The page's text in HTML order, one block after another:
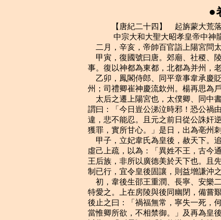
●
　　【唐紀二十四】　起旃蒙大荒落二月，盡強圉協洽，凡二年有奇。
    　　 中宗大和大聖大昭孝皇帝中神龍元年（乙巳，公元七零五年）
    二月，辛亥，帝帥百官詣上陽宮問太后起居；自是每十日一往。
    甲寅，復國號曰唐。郊廟、社稷、陵寢、百官、旗幟、服色、文字皆如永淳以前故
事。復以神都為東都，北都為并州，老君為玄元皇帝。
    乙卯，鳳閣侍郎、同平章事韋承慶貶高要尉；正諫大夫、同平章事房融除名，流高
州；司禮卿崔神慶流欽州。楊再思為戶部尚書、同中書門下三品、西京留守。
    太后之遷上陽宮也，太僕卿、同中書門下三品姚元之獨嗚咽流涕。桓彥范、張柬之
謂曰：「今日豈公涕泣時邪！恐公禍由此始。」元之曰：「元之事則天皇帝久，乍此辭
違，悲不能忍。且元之前日從公誅奸逆，人臣之義也；今日別舊君，亦人臣之義也，雖
獲罪，實所甘心。」是日，出為亳州刺史。
    甲子，立妃韋氏為皇後，赦天下。追贈後父玄貞為上洛王、母崔氏為妃。左拾遺賈
虛己上疏，以為：「異姓不王，古今通制。今中興之始，萬姓喁喁以觀陛下之政；而先
王后族，非所以廣德美於天下也。且先朝贈後父太原王，殷鑒不遠，須防其漸。若以恩
制已行，宜令皇後固讓，則益增謙沖之德矣。」不聽。
    初，韋後生邵王重潤、長寧、安樂二公主，上之遷房陵也，安樂公主生於道中，上
特愛之。上在房陵與後同幽閉，備嘗艱危，情愛甚篤。上每聞敕使至，輒惶恐欲自殺，
後止之曰：「禍福無常，寧失一死，何遽如是！」上嘗與後私誓曰：「異時幸復見天日，
當惟卿所欲，不相禁御。」及再為皇後，遂干預朝政，如武後在高宗之世。桓彥范上表，
以為：「《易》稱『無攸遂，在中饋，貞吉』，《書》稱『牝雞之辰，惟家之索』，伏
見陛下每臨朝，皇後必施帷幔坐殿上，預聞政事。臣竊觀自古帝王，未有與婦人共政而
不破國亡身者也。且以陰乘陽，違天也；以婦陵夫，違人也。伏願陛下覽古今之戒，以
社稷蒼生為念，令皇後專居中宮，治陰教，勿出外朝干國政。」
    先是，胡僧慧范以妖妄游權貴之門，與張易之兄弟善，韋後亦重之。及易之誅，復
稱慧范預其謀，以功加銀青光祿大夫，賜爵上庸縣公，出入宮掖，上數微行幸其捨。彥
范復表言慧范執左道以亂政，請誅之。上皆不聽。
    初，武後誅唐宗室，有才德者先死，惟吳王恪之子郁林侯千里褊躁無才，又數獻符
瑞，故獨得免。上即位，立為成王，拜左金吾大將軍。武後所誅唐諸王、妃、主、駙馬
等，皆無人葬埋，子孫或流竄嶺表，或拘囚歷年，或逃匿民間，為人傭保。至是，制州
縣求訪其柩，以禮改葬，追復官爵，召其子孫，使之承襲，無子孫者為擇後置之。既而
宗室子孫相繼而至，皆召見，涕泣舞蹈，各以親疏襲爵拜官有差。
    二張之誅也，洛州長史薛季昶謂張柬之、敬暉曰：「二兇雖除，產、祿猶在，去草
不去根，終當復生。」二人曰：「大事已定，彼猶機上肉耳，夫何能為！所誅已多，不
可復益也。」季昶歎曰：「吾不知死所矣！」朝邑尉武強劉幽求亦謂桓彥范、敬暉曰：
「武三思尚存，公輩終無葬地；若不早圖，噬臍無及。」不從。
    上女安樂公主適三思子崇訓。上官婉兒者，儀之女孫也，儀死，沒入掖庭，辯慧善
屬文，明習吏事。則天愛之，自聖歷以後，百司表奏多令參決；及上即位，又使專掌制
命，益委任之，拜為婕妤，用事於中。三思通焉，故黨於武氏，又薦三思於韋後，引入
禁中，上遂與三思圖議政事，張柬之等皆受制於三思矣。上使韋後與三思雙陸，而自居
旁為之點籌；三思遂與後通，由是武氏之勢復振。
    張柬之等數勸上誅諸武，上不聽。柬之等曰：「革命之際，宗室諸李，誅夷略盡；
今賴天地之靈，陛下返正，而武氏濫官僭爵，按堵如故，豈遠近所望邪！願頗抑損其祿
位以慰天下！」又不聽。柬之等或撫床歎憤，或彈指出血，曰：「主上昔為英王，時稱
勇烈，吾所以不誅諸武者，欲使上自誅之，以張天子之威耳。今反如此，事勢已去，知
復奈何！」
    上數微服幸武三思第，監察微史清河崔皎密疏諫曰：「國命初復，則天皇帝在西宮，
人心猶有附會；周之舊臣，列居朝廷，陛下奈何輕有外游，不察豫且之禍！」上洩之，
三思之黨切齒。
    丙寅，以太子賓客武三思為司空、同中書門下三品。
    左散騎常侍譙王重福，上之庶子也；其妃，張易之之甥。韋後惡之，譖於上曰：
「重潤之死，重福為之也。」由是貶濮州員外刺史，又改均州刺史，常令州司防守之。
    丁卯，以右散騎常侍安定王武攸暨為司徒、定王。
    辛未，相王固讓太尉及知政事，許之；又立為皇太弟，相王固辭而止。
    甲戌，以國子祭酒始平祝欽明同中書門下三品，黃門侍郎、知侍中事韋安石為刑部
尚書，罷知政事。
    丁丑，武三思、武攸暨固辭新官爵及政事，許之，並加開府儀同三司。
    立皇子義興王重俊為衛王，北海王重茂為溫王，仍以重俊為洛州牧。
    三月，甲申，制：「文明已來破家子孫皆復舊資廕，唯徐敬業、裴炎不在免限。」
    丁亥，制：「酷吏周興、來俊臣等，已死者追奪官爵，存者皆流嶺南惡地。」
    己丑，以袁恕己為中書令。
    以安車征安平王武攸緒於嵩山，既至，除太子賓客；固請還山，許之。
    制：「梟氏、蟒氏皆復舊姓。」
    術士鄭普思、尚衣奉御葉靜能皆以妖妄為上所信重，夏，四月，墨敕以普思為秘書
監，靜能為國子祭酒。桓彥范、崔玄□固執不可，上曰：「已用之，無容遽改。」彥范
曰：「陛下初即位，下制雲：『政令皆依貞觀故事。』貞觀中，魏徵、虞世南、顏師古
為秘書監，孔穎達為國子祭酒，豈普思、靜能之比乎！」庚戌，左拾遺李邕上疏，以為：
「《詩》三百，一言以蔽之，曰『思無邪』。若有神仙能令人不死，則秦始皇、漢武帝
得之矣；佛能為人福利，則梁武帝得之矣。堯、舜所以為帝王首者，亦修人事而已。尊
寵此屬，何補於國！」上皆不聽。
    上即位之日，驛召魏元忠於高要；丁卯，至都，拜衛尉卿、同平章事。
    甲戌，以魏元忠為兵部尚書，韋安石為吏部尚書，李懷遠為右散騎常侍，唐休璟為
輔國大將軍，崔玄□檢校益府長史，楊再思檢校楊府長史，祝欽明為刑部尚書，並同中
書門下三品。元忠等皆以東宮舊僚褒之也。乙亥，以張柬之為中書令。
    戊寅，追贈故邵王重潤為懿德太子。
    五月，壬午，遷周廟七主於西京崇尊廟。制：「武氏三代諱，奏事者皆不得犯。」
    乙酉，立太廟、社稷於東都。
    以張柬之等及武攸暨、武三思、鄭普思等十六人皆為立功之人，賜以鐵券，自非反
逆，各恕十死。
    癸巳，敬暉等帥百官上表，以為：「五運迭興，事不兩大。天授革命之際，宗室誅
竄殆盡，豈得與諸武並封！今天命惟新，而諸武封建如舊，並居京師，開闢以來未有斯
理。願陛下為社稷計，順遐邇心，降其王爵，以安內外。」上不許。
    敬暉等畏武三思之讒，以考功員外郎崔湜為耳目，伺其動靜。湜見上親三思而忌暉
等，乃悉以暉等謀告三思，反為三思用；三思引為中書捨人。湜，仁師之孫也。
    先是，殿中侍御史南皮鄭愔諂事二張，二張敗，貶宣州司士參軍，坐贓，亡入東都，
私謁武三思。初見三思，哭甚哀，既而大笑。三思素貴重，甚怪之，愔曰：「始見大王
而哭，哀大王將戮死而滅族也。後乃大笑，喜大王之得愔也。大王雖得天子之意，彼五
人皆據將相之權，膽略過人，廢太后如反掌。大王自視勢位與太后孰重？彼五人日夜切
齒，欲噬大王之肉，非盡大王之族不足以快其志。大王不去此五人，危如朝露，而晏然
尚自以為泰山之安，此愔所以為大王寒心。」三思大悅，與之登樓，問自安之策，引為
中書捨人，與崔湜皆為三思謀主。
    三思與韋後日夜譖暉等，云「恃功專權，將不利於社稷。」上信之。三思等因為上
畫策：「不若封暉等為王，罷其政事，外不失尊寵功臣，內實奪之權。」上以為然。甲
午，以侍中齊公敬暉為平陽王，譙公桓彥范為扶陽王，中書令漢陽公張柬之為漢陽王，
南陽公袁恕己為南陽王，特進、同中書門下三品博陵公崔玄□為博陵王，罷知政事，賜
金帛鞍馬，令朝朔望；仍賜彥范姓韋氏，與皇後同籍。尋又以玄□檢校益州長史、知都
督事，又改梁州刺史。三思令百官復修則天之政，不附武氏者斥之。為五王所逐者復之，
大權盡歸三思矣。
    五王之請削武氏諸王也，求人為表，眾莫肯為。中書捨人岑羲為之，語甚激切；中
書捨人偃師畢構次當讀表，辭色明厲。三思既得志，羲改秘書少監，出構為潤州刺史。
    易州刺史趙履溫，桓彥范之妻兄也。彥范之誅二張，稱履溫預其謀，召為司農少卿，
履溫以二婢遺彥范；及彥范罷政事，履溫復奪其婢。
    上嘉宋璟忠直，屢遷黃門侍郎。武三思嘗為事屬璟，璟正色拒之曰：「今太后既復
子明辟，王當以侯就第，何得尚干朝政！獨不見產、祿之事乎？」
    以韋安石兼檢校中書令，魏元忠兼檢校侍中，又以李湛為右散騎常侍，趙承恩為光
祿卿，楊元琰為衛尉卿。
    先是，元琰知三思浸用事，請棄官為僧，上不許。敬暉聞之，笑曰：「使我早知，
勸上許之，髡去胡頭，豈不妙哉！」元琰多須，類胡，故暉戲之。元琰曰：「功成名遂，
不退將危。此乃由衷之請，非徒然也。」暉知其意，瞿然不悅。及暉等得罪，元琰獨免。
    上官婕妤勸韋後襲則天故事，上表請天下士庶為出母服喪三年，又請百姓年二十三
為丁，五十九免役，改易制度以收時望。制皆許之。
    癸卯，制：降諸武，梁王三思為德靜王，定王攸暨為樂壽王，河內王懿宗等十二人
皆降為公，以厭人心。
    甲辰，以唐休璟為左僕射，同中書門下三品如故，豆盧欽望為右僕射。
    六月，壬子，以左驍衛大將軍裴思說充靈武軍大總管，以備突厥。
    癸亥，命右僕射豆盧欽望，有軍國重事，中書門下可共平章。
    先是，僕射為正宰相，其後多兼中書門下之職，午前決朝政，午後決省事。至是，
欽望專為僕射，不敢預政事，故有是命。是後專拜僕射者，不復為宰相矣。
    又以韋安石為中書令，魏元忠為侍中，楊再思檢校為中書令。
    丁卯，祔孝敬皇帝於太廟，號義宗。
    戊辰，洛水溢，流二千餘家。
    秋，七月，辛巳，以太子賓客韋巨源同中書門下三品，西京留守如故。
    特進漢陽王張柬之表請歸襄州養疾；乙未，以柬之為襄州刺史，不知州事，給全俸。
    河南、北十七州大水。八月，戊申，以水災求直言。右衛騎曹參軍西河宋務光上疏，
以為：「水陰類，臣妾之象，恐後庭有干外朝之政者，宜杜絕其萌。今霖雨不止，乃閉
坊門以禳之，至使裡巷謂坊門為宰相，言朝廷使之燮理陰陽也。又，太子國本，宜早擇
賢能而立之。又，外戚太盛，如武三思等，宜解其機要，厚以祿賜。又，鄭普思、葉靜
能以小技竊大位，亦朝政之蠹也。」疏奏，不省。
    壬戌，追立妃趙氏為恭皇後，孝敬皇帝妃裴氏為哀皇後。
    九月，壬午，上祀昊天上帝、皇地示氏於明堂，以高宗配。
    初，上在房陵，州司制約甚急；刺史河東張知謇、靈昌崔敬嗣獨待遇以禮，供給豐
贍，上德之，擢知謇自貝州刺史為左衛將軍，賜爵范陽公。敬嗣已卒，求得其子汪，嗜
酒，不堪厘職，除五品散官。
    改葬上洛王韋玄貞，其儀皆如太原王故事。
    癸巳，太子賓客、同中書門下三品韋巨源罷為禮部尚書，以其從父安石為中書令故
也。
    以左衛將軍上邽紀處訥兼檢校太府卿，處訥娶武三思之妻姊故也。
    冬，十月，命唐休璟留守京師。
    癸亥，上幸龍門；乙丑，獵於新安而還。
    辛未，以魏元忠為中書令，楊再思為侍中。
    十一月，戊寅，群臣上皇帝尊號曰應天皇帝，皇後曰順天皇後。壬午，上與後謁謝
太廟，赦天下；相王、太平公主加實封，皆滿萬戶。
    己丑，上御洛城南樓，觀潑寒胡戲。清源尉呂元泰上疏，以為「謀時寒若，何必裸
身揮水，鼓舞衢路以索之！」疏奏，不納。
    壬寅，則天崩於上陽宮，年八十二。遺制：「去帝號，稱則天大聖皇後。王、蕭二
族及褚遂良、韓瑗、柳奭親屬皆赦之。」
    上居諒陰，以魏元忠攝塚宰三日。元忠素負忠直之望，中外賴之；武三思憚之，矯
太后遺制，慰諭元忠，賜實封百戶。元忠捧制，感咽涕泗，見者曰：「事去矣！」
    十二月，丁卯，上始御同明殿見群臣。
    太后將合葬乾陵，給事中嚴善思上疏，以為：「乾陵玄宮以石為門，鐵錮其縫，今
啟其門，必須鐫鑿。神明之道，體尚幽玄，動眾加功，恐多驚黷。況合葬非古，漢時諸
陵，皇後多不合陵，魏、晉已降，始有合者。望於乾陵之傍更擇吉地為陵，若神道有知，
幽塗自當通會；若